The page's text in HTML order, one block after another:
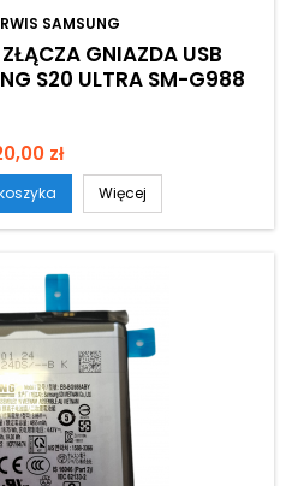
SAMSUNG
GNIAZDA USB
S20 ULTRA SM-G988
zł
Więcej